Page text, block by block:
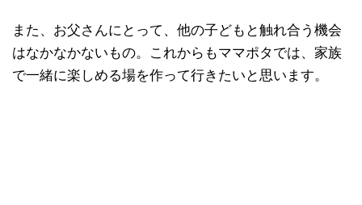
また、お父さんにとって、他の子どもと触れ合う機会
はなかなかないもの。これからもママポタでは、家族
で一緒に楽しめる場を作って行きたいと思います。